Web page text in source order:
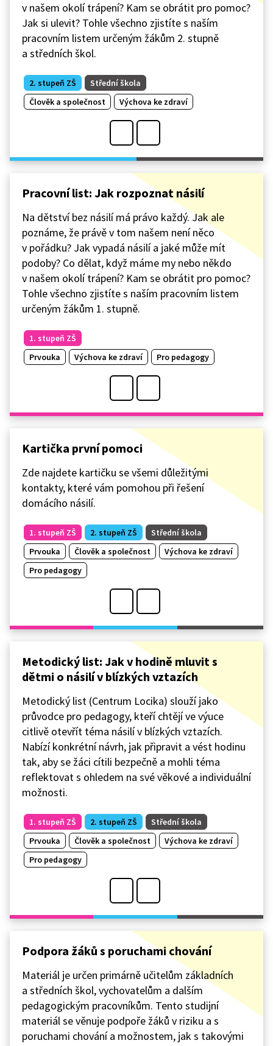
v našem okolí trápení? Kam se obrátit pro pomoc?
Jak si ulevit? Tohle všechno zjistíte s naším
pracovním listem určeným žákům 2. stupně
a středních škol.
2. stupeň ZŠ
Střední škola
Člověk a společnost
Výchova ke zdraví
Pracovní list: Jak rozpoznat násilí
Na dětství bez násilí má právo každý. Jak ale
poznáme, že právě v tom našem není něco
v pořádku? Jak vypadá násilí a jaké může mít
podoby? Co dělat, když máme my nebo někdo
v našem okolí trápení? Kam se obrátit pro pomoc?
Tohle všechno zjistíte s naším pracovním listem
určeným žákům 1. stupně.
1. stupeň ZŠ
Prvouka
Výchova ke zdraví Pro pedagogy
Kartička první pomoci
Zde najdete kartičku se všemi důležitými
kontakty, které vám pomohou při řešení
domácího násilí.
1. stupeň ZŠ 2. stupeň ZŠ
Střední škola
Prvouka
Člověk a společnost
Výchova ke zdraví
Pro pedagogy
Metodický list: Jak v hodině mluvit s
dětmi o násilí v blízkých vztazích
Metodický list (Centrum Locika) slouží jako
průvodce pro pedagogy, kteří chtějí ve výuce
citlivě otevřít téma násilí v blízkých vztazích.
Nabízí konkrétní návrh, jak připravit a vést hodinu
tak, aby se žáci cítili bezpečně a mohli téma
reflektovat s ohledem na své věkové a individuální
možnosti.
1. stupeň ZŠ 2. stupeň ZŠ
Střední škola
Prvouka
Člověk a společnost
Výchova ke zdraví
Pro pedagogy
Podpora žáků s poruchami chování
Materiál je určen primárně učitelům základních
a středních škol, vychovatelům a dalším
pedagogickým pracovníkům. Tento studijní
materiál se věnuje podpoře žáků v riziku a s
poruchami chování a možnostem, jak s takovými